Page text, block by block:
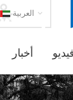
العربية
أخبار